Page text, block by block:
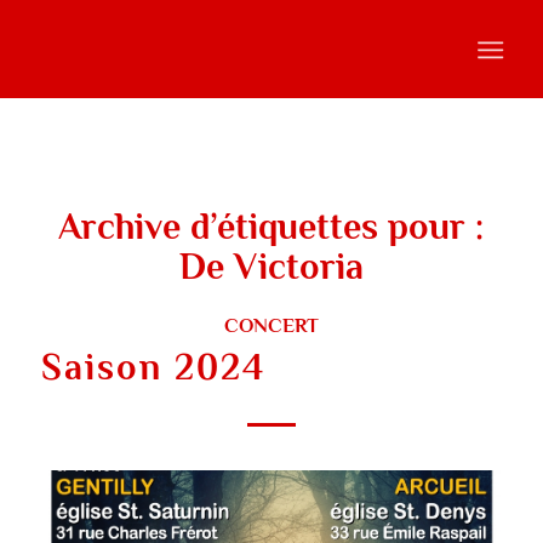
Archive d’étiquettes pour :
De Victoria
CONCERT
Saison 2024